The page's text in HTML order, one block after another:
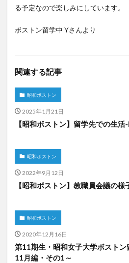
る予定なので楽しみにしています。
ボストン留学中 Yさんより
関連する記事
昭和ボストン
2025年1月21日
【昭和ボストン】留学先での生活
昭和ボストン
2022年9月12日
【昭和ボストン】教職員会議の様
昭和ボストン
2020年12月16日
第11期生・昭和女子大学ボスト
11月編・その1～